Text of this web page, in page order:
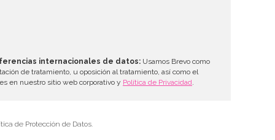
internacionales de datos: Usamos Brevo como
de tratamiento, u oposición al tratamiento, así como el
en nuestro sitio web corporativo y Política de Privacidad
de Protección de Datos.